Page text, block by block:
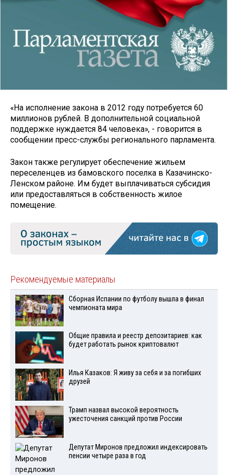
«На исполнение закона в 2012 году потребуется 60
миллионов рублей. В дополнительной социальной
поддержке нуждается 84 человека», - говорится в
сообщении пресс-службы регионального парламента.
Закон также регулирует обеспечение жильем
переселенцев из бамовского поселка в Казачинско-
Ленском районе. Им будет выплачиваться субсидия
или предоставляться в собственность жилое
помещение.
Рекомендуемые материалы
Сборная Испании по футболу вышла в финал
чемпионата мира
Общие правила и реестр депозитариев: как
будет работать рынок криптовалют
Илья Казаков: Я живу за себя и за погибших
друзей
Трамп назвал высокой вероятность
ужесточения санкций против России
Депутат Миронов предложил индексировать
пенсии четыре раза в год